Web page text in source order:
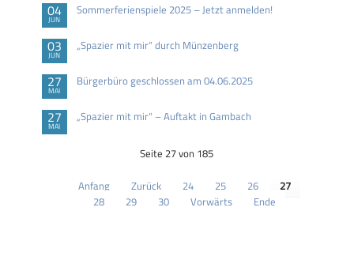
04
JUN
Sommerferienspiele 2025 – Jetzt anmelden!
03
JUN
„Spazier mit mir“ durch Münzenberg
27
MAI
Bürgerbüro geschlossen am 04.06.2025
27
MAI
„Spazier mit mir“ – Auftakt in Gambach
Seite 27 von 185
Anfang Zurück 24 25 26
27
28
29 30 Vorwärts Ende